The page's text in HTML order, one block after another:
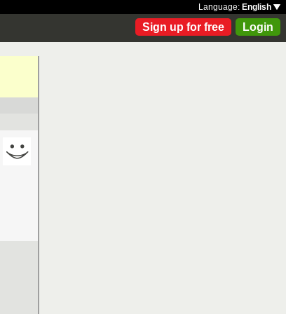
Language: English
Sign up for free Login